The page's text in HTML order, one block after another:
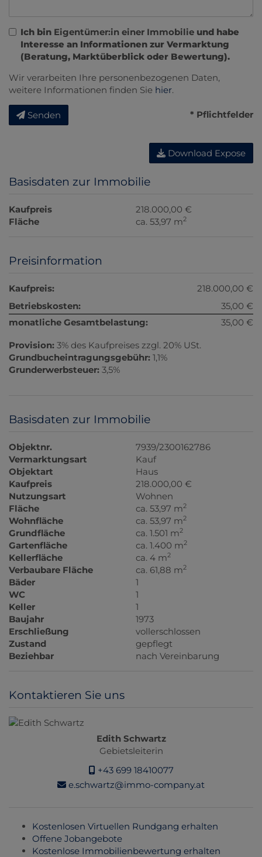
Ich bin Eigentümer:in einer Immobilie und habe
Interesse an Informationen zur Vermarktung
(Beratung, Marktüberblick oder Bewertung).
Wir verarbeiten Ihre personenbezogenen Daten,
weitere Informationen finden Sie hier.
Senden * Pflichtfelder
Download Expose
Basisdaten zur Immobilie
Kaufpreis
218.000,00 €
Fläche
ca. 53,97 m2
Preisinformation
Kaufpreis:
218.000,00 €
Betriebskosten:
35,00 €
monatliche Gesamtbelastung:
35,00 €
Provision: 3% des Kaufpreises zzgl. 20% USt.
Grundbucheintragungsgebühr: 1,1%
Grunderwerbsteuer: 3,5%
Basisdaten zur Immobilie
Objektnr.
7939/2300162786
Vermarktungsart
Kauf
Objektart
Haus
Kaufpreis
218.000,00 €
Nutzungsart
Wohnen
Fläche
ca. 53,97 m2
Wohnfläche ca. 53,97 m2
Grundfläche ca. 1.501 m2
Gartenfläche ca. 1.400 m2
Kellerfläche ca. 4 m2
Verbaubare Fläche ca. 61,88 m2
Bäder
1
WC
1
Keller
1
Baujahr
1973
Erschließung
vollerschlossen
Zustand
gepflegt
Beziehbar
nach Vereinbarung
Kontaktieren Sie uns
Edith Schwartz
Gebietsleiterin
+43 699 18410077
e.schwartz@immo-company.at
Kostenlosen Virtuellen Rundgang erhalten
Offene Jobangebote
Kostenlose Immobilienbewertung erhalten